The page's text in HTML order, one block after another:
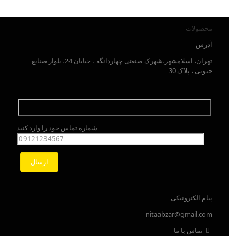
محصولات
آدرس
تهران، اسلامشهر،شهرک صنعتی چهاردانگه ، خیابان 24، بلوار صنایع
جنوبی ، پلاک 30
شماره تماس خود را وارد کنید
پیام الکترونیکی
nitaabzar@gmail.com
تماس با ما